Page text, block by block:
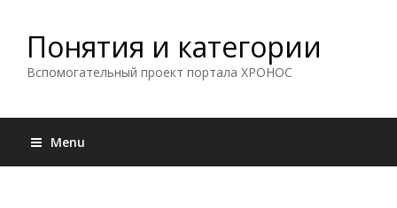
Понятия и категории
Вспомогательный проект портала ХРОНОС
Menu